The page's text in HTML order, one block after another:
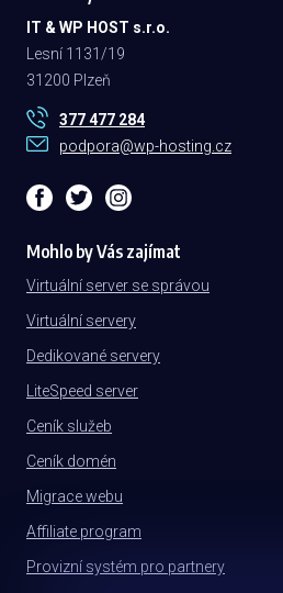
IT & WP HOST s.r.o.
Lesní 1131/19
31200 Plzeň
377 477 284
podpora@wp-hosting.cz
Mohlo by Vás zajímat
Virtuální server se správou
Virtuální servery
Dedikované servery
LiteSpeed server
Ceník služeb
Ceník domén
Migrace webu
Affiliate program
Provizní systém pro partnery